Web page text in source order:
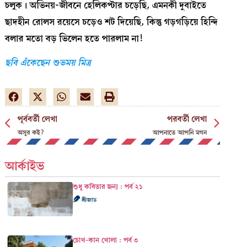
চলুক। অভিনয়-জীবনে হেলিকপ্টার চড়েছি, এমনকী দুবাইতে
ছাদহীন রোলস রয়েসে চড়েও শট দিয়েছি, কিন্তু গড়গড়িয়ে হিন্দি
বলার মতো বড় ভিলেন হতে পারলাম না!
ছবি এঁকেছেন শুভময় মিত্র
পূর্ববর্তী লেখা
অসুর কই?
পরবর্তী লেখা
আপনাতে আপনি মগন
আর্কাইভ
শুধু কবিতার জন্য : পর্ব ২১
শ্রীজাত
চোখ-কান খোলা : পর্ব ৩